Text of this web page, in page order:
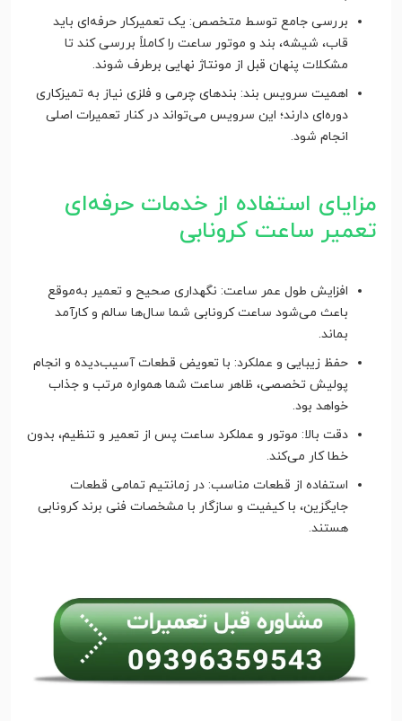
بررسی جامع توسط متخصص: یک تعمیرکار حرفه‌ای باید
قاب، شیشه، بند و موتور ساعت را کاملاً بررسی کند تا
مشکلات پنهان قبل از مونتاژ نهایی برطرف شوند.
اهمیت سرویس بند: بندهای چرمی و فلزی نیاز به تمیزکاری
دوره‌ای دارند؛ این سرویس می‌تواند در کنار تعمیرات اصلی
انجام شود.
مزایای استفاده از خدمات حرفه‌ای
تعمیر ساعت کرونابی
افزایش طول عمر ساعت: نگهداری صحیح و تعمیر به‌موقع
باعث می‌شود ساعت کرونابی شما سال‌ها سالم و کارآمد
بماند.
حفظ زیبایی و عملکرد: با تعویض قطعات آسیب‌دیده و انجام
پولیش تخصصی، ظاهر ساعت شما همواره مرتب و جذاب
خواهد بود.
دقت بالا: موتور و عملکرد ساعت پس از تعمیر و تنظیم، بدون
خطا کار می‌کند.
استفاده از قطعات مناسب: در زمانتیم تمامی قطعات
جایگزین، با کیفیت و سازگار با مشخصات فنی برند کرونابی
هستند.